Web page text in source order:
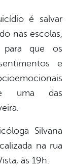
é salvar
nas escolas,
para que os
e
uma das
Silvana
na rua
às 19h.